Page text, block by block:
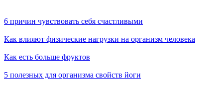
6 причин чувствовать себя счастливыми
Как влияют физические нагрузки на организм человека
Как есть больше фруктов
5 полезных для организма свойств йоги